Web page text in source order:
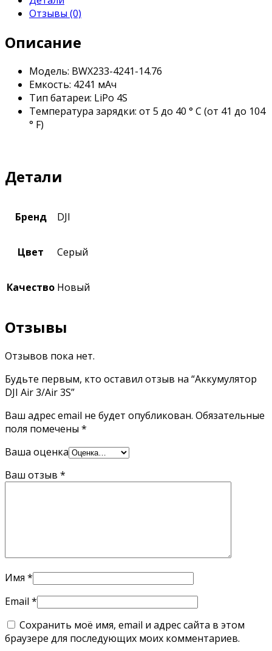
Отзывы (0)
Описание
Модель: BWX233-4241-14.76
Емкость: 4241 мАч
Тип батареи: LiPo 4S
Температура зарядки: от 5 до 40 ° C (от 41 до 104
° F)
Детали
Бренд DJI
Цвет Серый
Качество Новый
Отзывы
Отзывов пока нет.
Будьте первым, кто оставил отзыв на “Аккумулятор
DJI Air 3/Air 3S”
Ваш адрес email не будет опубликован. Обязательные
поля помечены *
Ваша оценка
Ваш отзыв *
Имя *
Email *
Сохранить моё имя, email и адрес сайта в этом
браузере для последующих моих комментариев.